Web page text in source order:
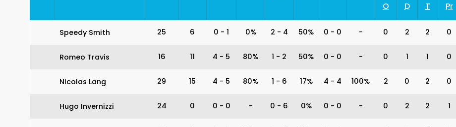
O D T Pr
Speedy Smith 25 6 0 - 1 0% 2 - 4 50% 0 - 0 - 0 2 2 0
Romeo Travis 16 11 4 - 5 80% 1 - 2 50% 0 - 0 - 0 1 1 0
Nicolas Lang 29 15 4 - 5 80% 1 - 6 17% 4 - 4 100% 2 0 2 0
Hugo Invernizzi 24 0 0 - 0 - 0 - 6 0% 0 - 0 - 0 2 2 1